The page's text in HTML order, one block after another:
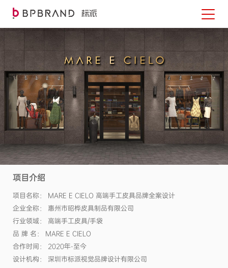
项目介绍
项目名称： MARE E CIELO 高端手工皮具品牌全案设计
企业全称： 惠州市昭桦皮具制品有限公司
行业领域： 高端手工皮具/手袋
品 牌 名： MARE E CIELO
合作时间： 2020年-至今
设计机构： 深圳市标派视觉品牌设计有限公司